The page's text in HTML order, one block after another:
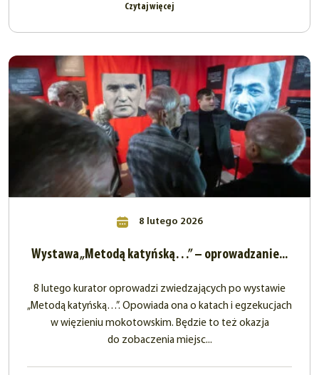
Czytaj więcej
8 lutego 2026
Wystawa „Metodą katyńską…” – oprowadzanie...
8 lutego kurator oprowadzi zwiedzających po wystawie
„Metodą katyńską…”. Opowiada ona o katach i egzekucjach
w więzieniu mokotowskim. Będzie to też okazja
do zobaczenia miejsc...